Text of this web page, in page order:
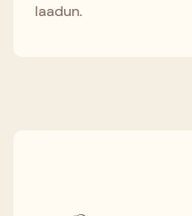
laadun.